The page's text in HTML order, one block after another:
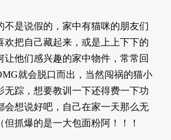
不是说假的，家中有猫咪的朋友们
欢把自己藏起来，或是上上下下的
让他们感兴趣的家中物件，常常回
就会脱口而出，当然闯祸的猫小
无踪，想要教训一下还得费一下功
会想说好吧，自己在家一天那么无
抓爆的是一大包面粉阿！！！